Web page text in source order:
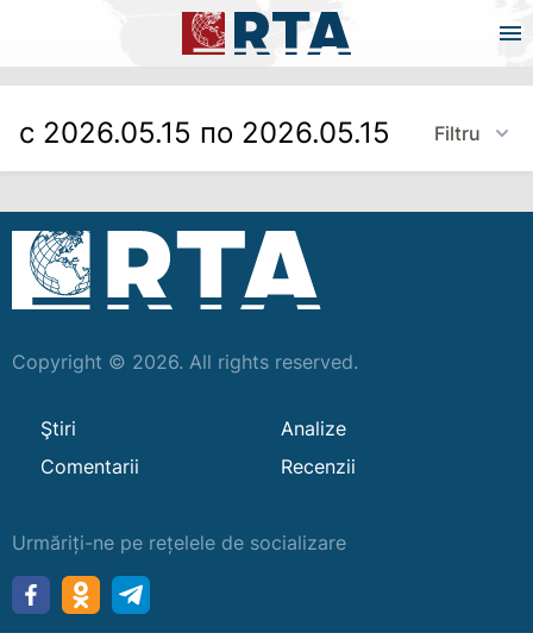
с 2026.05.15 по 2026.05.15 Filtru
Copyright © 2026. All rights reserved.
Ştiri
Analize
Comentarii
Recenzii
Urmăriți-ne pe rețelele de socializare